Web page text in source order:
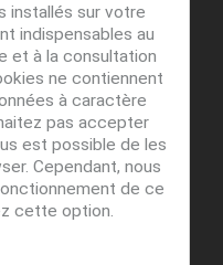
installés sur votre
indispensables au
et à la consultation
ne contiennent
à caractère
pas accepter
est possible de les
Cependant, nous
de ce
cette option.